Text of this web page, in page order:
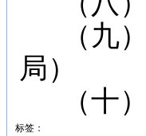
（九）
局）
（十）
标签：